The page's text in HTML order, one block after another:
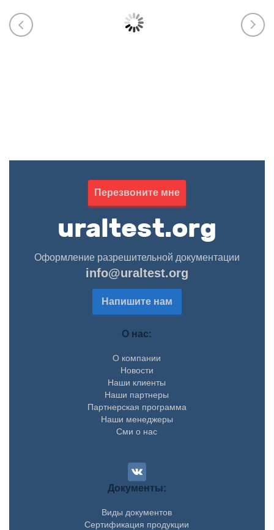
ЭПБ (Ростехнадзор), Пожарку (МЧС),
ИСО,
Перезвоните мне
Оформление разрешительной документации
info@uraltest.org
Напишите нам
О нас:
О компании
Новости
Наши клиенты
Наши партнеры
Партнерская программа
Наши менеджеры
Сми о нас
Документы:
Виды документов
Сертификация продукции